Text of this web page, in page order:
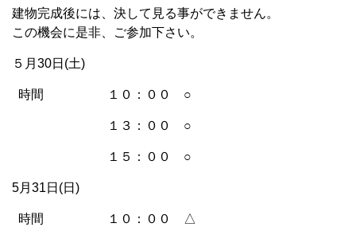
建物完成後には、決して見る事ができません。
この機会に是非、ご参加下さい。
５月30日(土)
時間 １０：００ ○
１３：００ ○
１５：００ ○
5月31日(日)
時間 １０：００ △